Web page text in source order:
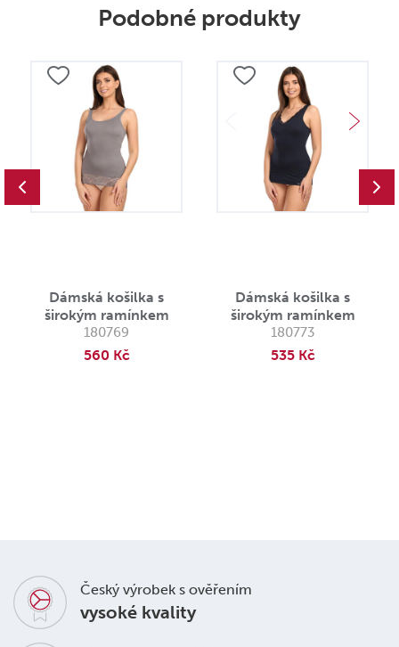
Podobné produkty
Dámská košilka s
širokým ramínkem
180769
560 Kč
Dámská košilka s
širokým ramínkem
180773
535 Kč
Český výrobek s ověřením
vysoké kvality